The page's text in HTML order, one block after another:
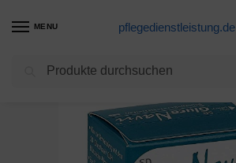
MENU pflegedienstleistung.de
Blutzuckerteststreifen Produkte